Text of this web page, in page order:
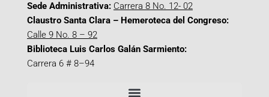
Sede Administrativa: Carrera 8 No. 12- 02
Claustro Santa Clara – Hemeroteca del Congreso:
Calle 9 No. 8 – 92
Biblioteca Luis Carlos Galán Sarmiento:
Carrera 6 # 8–94